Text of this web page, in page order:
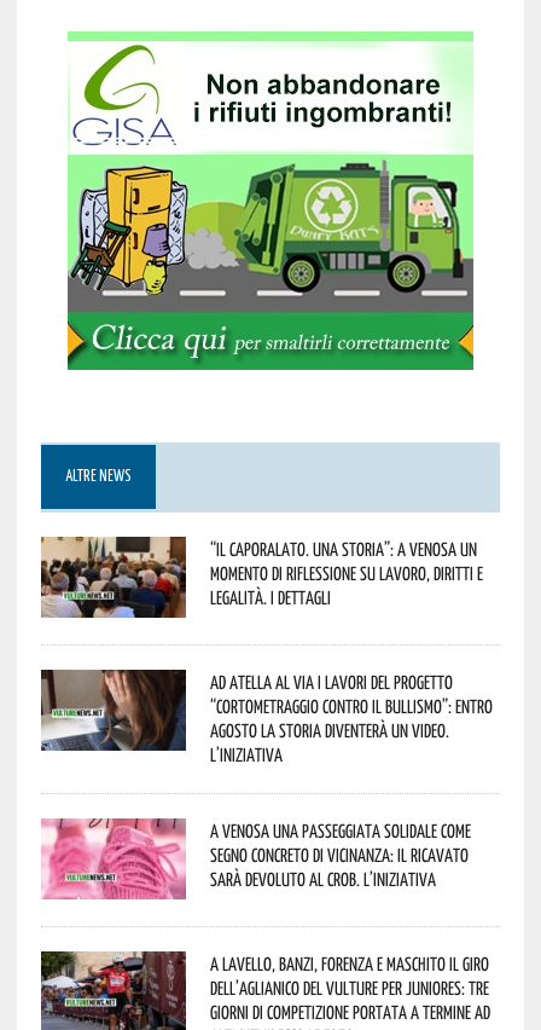
ALTRE NEWS
“Il caporalato. Una storia”: a Venosa un
momento di riflessione su lavoro, diritti e
legalità. I dettagli
Ad Atella al via i lavori del progetto
“Cortometraggio contro il bullismo”: entro
agosto la storia diventerà un video.
L’iniziativa
A Venosa una passeggiata solidale come
segno concreto di vicinanza: il ricavato
sarà devoluto al CROB. L’iniziativa
A Lavello, Banzi, Forenza e Maschito il Giro
dell’Aglianico del Vulture per juniores: tre
giorni di competizione portata a termine ad